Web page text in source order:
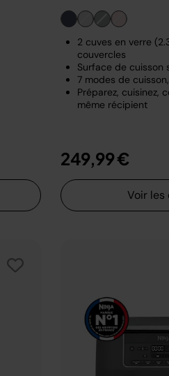
2 cuves en verre
couvercles
Surface de cuisson
7 modes de
Préparez, cuisinez,
même récipient
249,99 €
Voir les